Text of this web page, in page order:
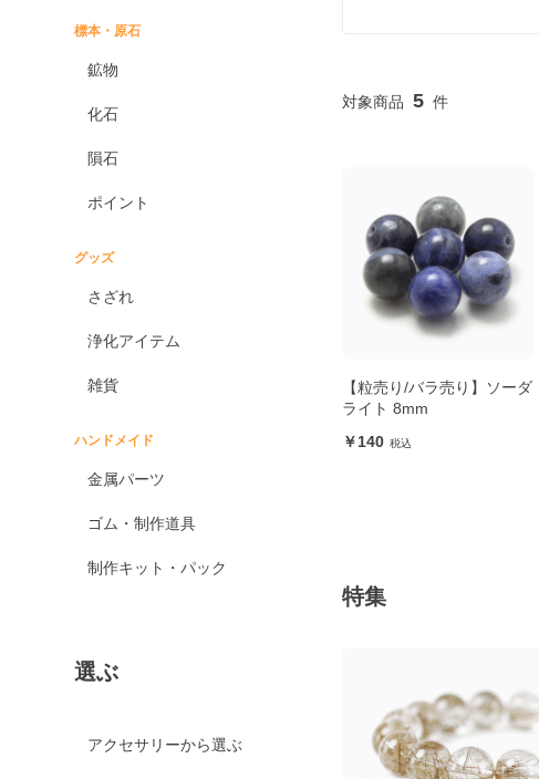
標本・原石
鉱物
化石
隕石
ポイント
グッズ
さざれ
浄化アイテム
雑貨
ハンドメイド
金属パーツ
ゴム・制作道具
制作キット・パック
選ぶ
アクセサリーから選ぶ
5
【粒売り/バラ売り】ソーダ
ライト 8mm
140
特集